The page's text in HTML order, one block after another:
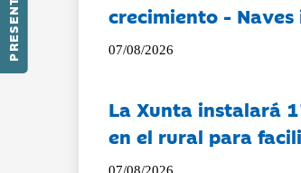
crecimiento -
07/08/2026
La Xunta instalará
en el rural para